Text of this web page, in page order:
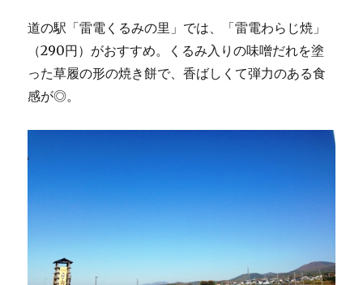
道の駅「雷電くるみの里」では、「雷電わらじ焼」
（290円）がおすすめ。くるみ入りの味噌だれを塗
った草履の形の焼き餅で、香ばしくて弾力のある食
感が◎。